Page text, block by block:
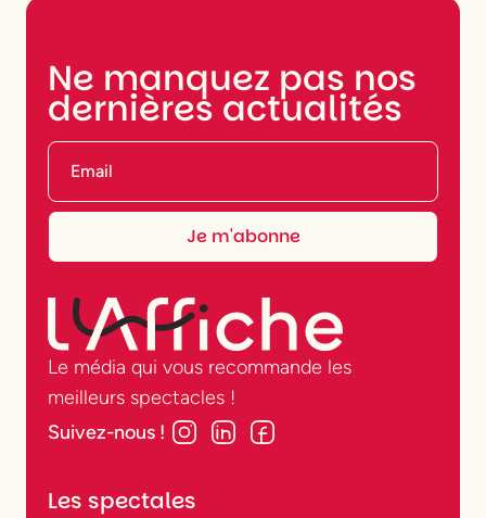
Ne manquez pas nos
dernières actualités
Le média qui vous recommande les
meilleurs spectacles !
Suivez-nous !
Les spectales